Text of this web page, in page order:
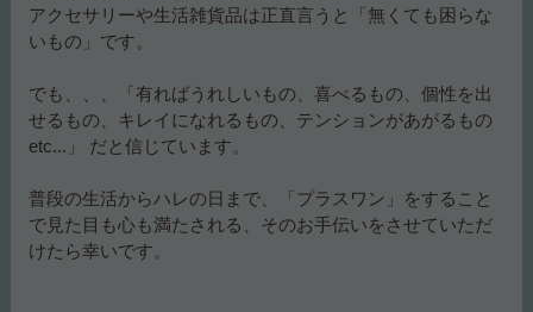
アクセサリーや生活雑貨品は正直言うと「無くても困らな
いもの」です。
でも、、、「有ればうれしいもの、喜べるもの、個性を出
せるもの、キレイになれるもの、テンションがあがるもの
etc...」 だと信じています。
普段の生活からハレの日まで、「プラスワン」をすること
で見た目も心も満たされる、そのお手伝いをさせていただ
けたら幸いです。